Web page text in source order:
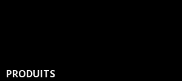
PRODUITS